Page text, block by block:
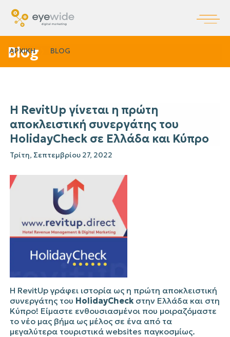
ΑΡΧΙΚΗ BLOG
Blog
H RevitUp γίνεται η πρώτη
αποκλειστική συνεργάτης του
HolidayCheck σε Ελλάδα και Κύπρο
Τρίτη, Σεπτεμβρίου 27, 2022
Η RevitUpγράφει ιστορία ως η πρώτη αποκλειστική
συνεργάτης του HolidayCheckστην Ελλάδα και στη
Κύπρο! Είμαστε ενθουσιασμένοι που μοιραζόμαστε
το νέο μας βήμα ως μέλος σε ένα από τα
μεγαλύτερα τουριστικά websites παγκοσμίως.